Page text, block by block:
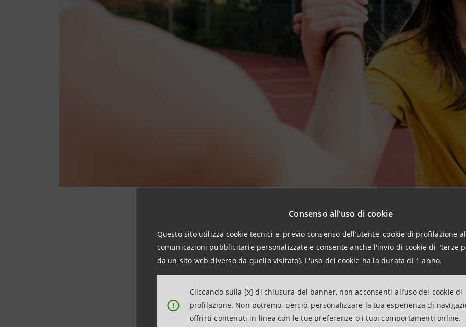
Consenso all'uso di cookie
Questo sito utilizza cookie tecnici e, previo consenso dell’utente, cookie di profilazione
comunicazioni pubblicitarie personalizzate e consente anche l'invio di cookie di "terze
da un sito web diverso da quello visitato). L'uso dei cookie ha la durata di 1 anno.
!
Cliccando sulla [x] di chiusura del banner, non acconsenti all’uso dei cookie di
profilazione. Non potremo, perciò, personalizzare la tua esperienza di
offrirti contenuti in linea con le tue preferenze o i tuoi comportamenti online.
gaming in Italia, si rinnova nel segno del fantasy.
Il torneo Intesa Sanpaolo Hearthstone Cup ha raccolto in tante filiali del